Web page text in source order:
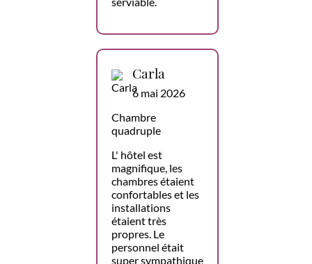
Carla
6 mai 2026
Chambre
quadruple
L' hôtel est
magnifique, les
chambres étaient
confortables et les
installations
étaient très
propres. Le
personnel était
super sympathique